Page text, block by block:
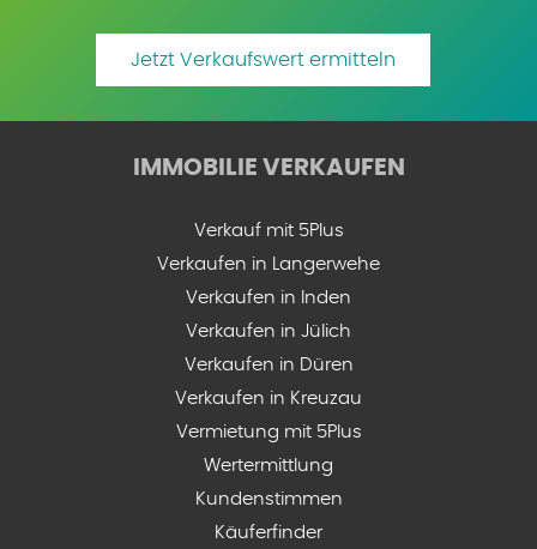
Jetzt Verkaufswert ermitteln
IMMOBILIE VERKAUFEN
Verkauf mit 5Plus
Verkaufen in Langerwehe
Verkaufen in Inden
Verkaufen in Jülich
Verkaufen in Düren
Verkaufen in Kreuzau
Vermietung mit 5Plus
Wertermittlung
Kundenstimmen
Käuferfinder